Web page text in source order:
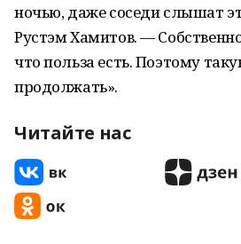
ночью, даже соседи слышат
Рустэм Хамитов. —
что польза есть. Поэтому
продолжать».
Читайте нас